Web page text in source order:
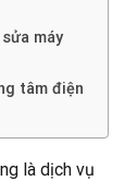
máy
tâm điện
là dịch vụ